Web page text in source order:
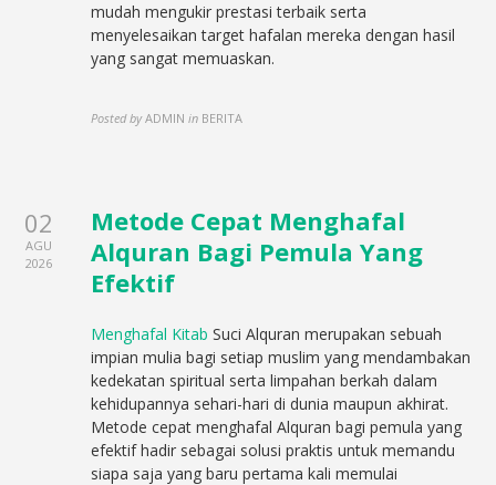
mudah mengukir prestasi terbaik serta
menyelesaikan target hafalan mereka dengan hasil
yang sangat memuaskan.
Posted by ADMIN in BERITA
02
AGU
2026
Metode Cepat Menghafal
Alquran Bagi Pemula Yang
Efektif
Menghafal Kitab Suci Alquran merupakan sebuah
impian mulia bagi setiap muslim yang mendambakan
kedekatan spiritual serta limpahan berkah dalam
kehidupannya sehari-hari di dunia maupun akhirat.
Metode cepat menghafal Alquran bagi pemula yang
efektif hadir sebagai solusi praktis untuk memandu
siapa saja yang baru pertama kali memulai